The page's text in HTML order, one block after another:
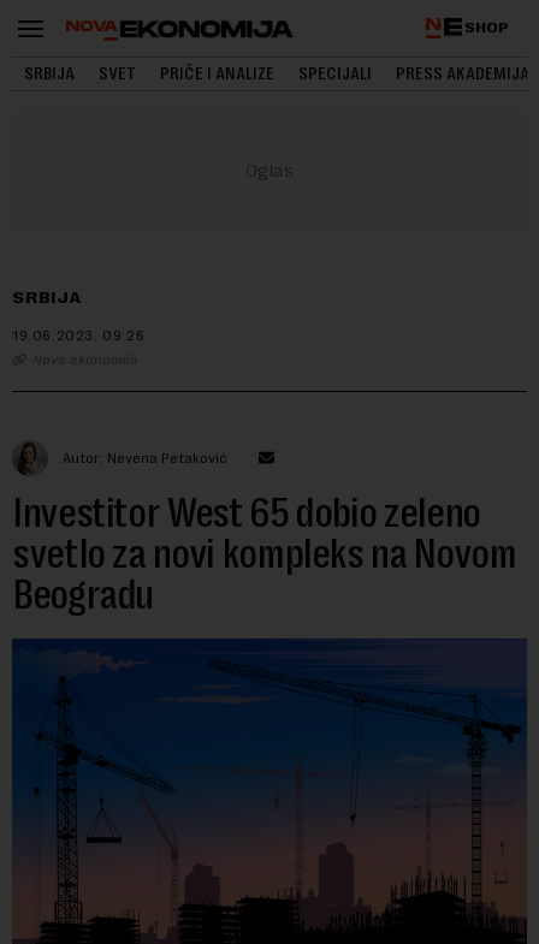
SHOP
SRBIJA SVET PRIČE I ANALIZE SPECIJALI PRESS AKADEMIJA
SRBIJA
19.06.2023. 09:26
Nova ekonomija
Autor: Nevena Petaković
Investitor West 65 dobio zeleno
svetlo za novi kompleks na Novom
Beogradu